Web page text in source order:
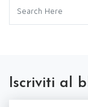
Iscriviti al